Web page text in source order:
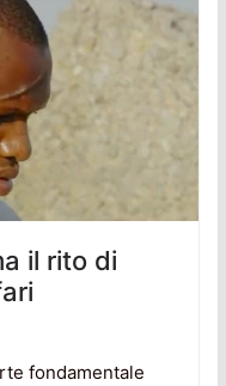
il rito di
fondamentale